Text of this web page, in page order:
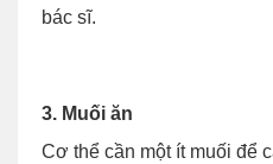
bác sĩ.
3. Muối ăn
Cơ thể cần một ít muối để